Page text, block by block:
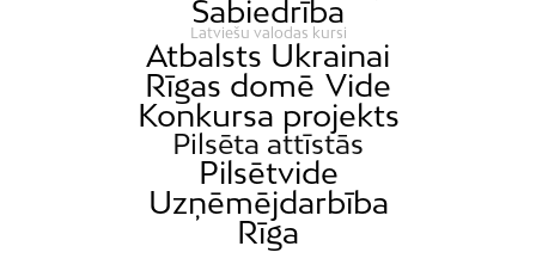
Sabiedrība
Latviešu valodas kursi
Atbalsts Ukrainai
Rīgas domē Vide
Konkursa projekts
Pilsēta attīstās
Pilsētvide
Uzņēmējdarbība
Rīga